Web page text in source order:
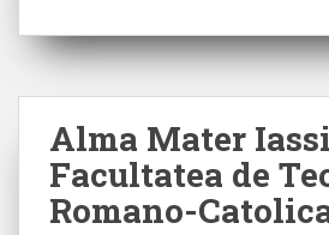
Alma Mater
Facultatea de
Romano-